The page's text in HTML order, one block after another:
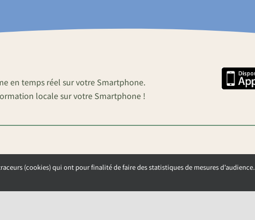
en temps réel sur votre Smartphone.
locale sur votre Smartphone !
OUVERTURE DE LA MAIRIE
(cookies) qui ont pour finalité de faire des statistiques de mesures d’audience.